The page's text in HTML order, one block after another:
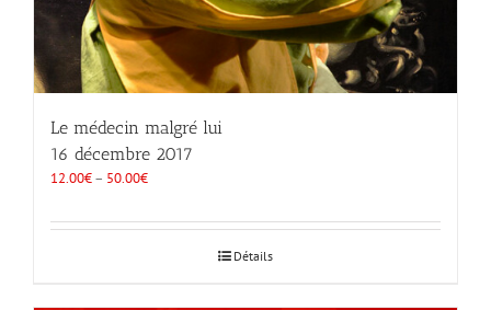
Le médecin malgré lui
16 décembre 2017
12.00€– 50.00€
Détails